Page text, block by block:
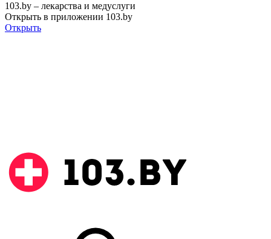
103.by – лекарства и медуслуги
Открыть в приложении 103.by
Открыть